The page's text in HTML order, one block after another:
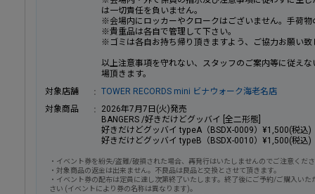
は一切責任を負いません。
※会場内にロッカーやクロークはございません。手荷
※貴重品は各自で管理して下さい。
※ゴミは各自お持ち帰り頂きますよう、ご協力お願い致
以上注意事項を守れない、スタッフのご案内等に従え
場頂きます。
対象店舗
TOWER RECORDS mini ビナウォーク海老名店
対象商品
2026年7月7日(火)発売
BANGERS /好きだけどグッバイ [全二形態]
好きだけどグッバイ typeA（BSDX-0009）¥1,500(税込)
好きだけどグッバイ typeB（BSDX-0010）¥1,500(税込)
・イベント券を紛失/盗難/破損された場合、再発行はいたしませんのでご注意くだ
・対象商品の返金は出来ません。不良品は良品と交換とさせて頂きます。
・イベント券の配布は定員に達し次第終了いたします。終了後にご予約/ご購入い
さい (イベントにより券の名称は異なります)。